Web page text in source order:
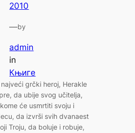
2010
—by
admin
in
Књиге
grčki heroj, Herakle
da ubije svog učitelja,
će usmrtiti svoju i
da izvrši svih dvanaest
Troju, da boluje i robuje,